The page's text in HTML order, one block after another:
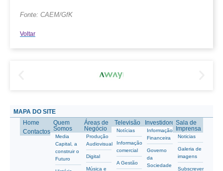
Fonte: CAEM/GfK
Voltar
MAPA DO SITE
Home
Contactos
Quem
Somos
Media
Capital, a
construir o
Futuro
Áreas de
Negócio
Produção
Audiovisual
Digital
Música e
Televisão
Notícias
Informação
comercial
A Gestão
Investidores
Informação
Financeira
Governo
da
Sociedade
Sala de
Imprensa
Noticias
Galeria de
imagens
Subscrever